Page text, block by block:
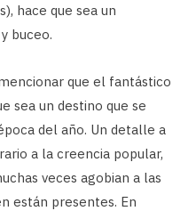
hace que sea un
buceo.
que el fantástico
sea un destino que se
del año. Un detalle a
a la creencia popular,
veces agobian a las
están presentes. En